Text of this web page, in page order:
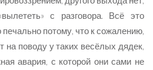
с разговора. Всё это
потому, что к сожалению,
на поводу у таких весёлых дядек,
авария, с которой они сами не